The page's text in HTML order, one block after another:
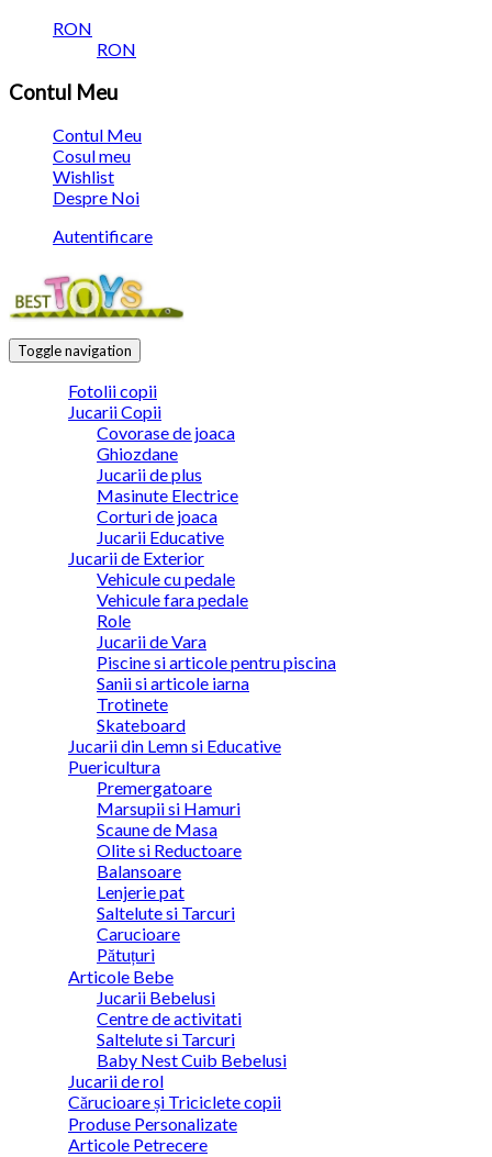
RON
RON
Contul Meu
Contul Meu
Cosul meu
Wishlist
Despre Noi
Autentificare
Toggle navigation
Fotolii copii
Jucarii Copii
Covorase de joaca
Ghiozdane
Jucarii de plus
Masinute Electrice
Corturi de joaca
Jucarii Educative
Jucarii de Exterior
Vehicule cu pedale
Vehicule fara pedale
Role
Jucarii de Vara
Piscine si articole pentru piscina
Sanii si articole iarna
Trotinete
Skateboard
Jucarii din Lemn si Educative
Puericultura
Premergatoare
Marsupii si Hamuri
Scaune de Masa
Olite si Reductoare
Balansoare
Lenjerie pat
Saltelute si Tarcuri
Carucioare
Pătuțuri
Articole Bebe
Jucarii Bebelusi
Centre de activitati
Saltelute si Tarcuri
Baby Nest Cuib Bebelusi
Jucarii de rol
Cărucioare și Triciclete copii
Produse Personalizate
Articole Petrecere